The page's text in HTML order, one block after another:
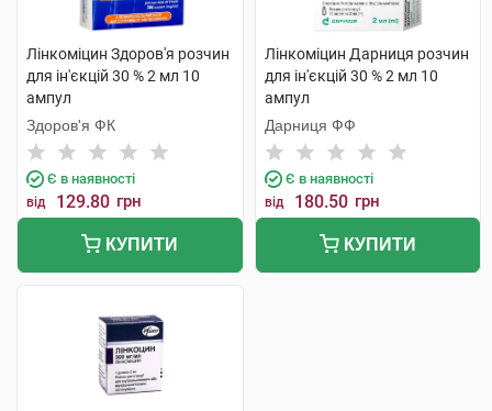
Лінкоміцин Здоров'я розчин
для ін'єкцій 30 % 2 мл 10
ампул
Здоров'я ФК
Є в наявності
від 129.80 грн
КУПИТИ
Лінкоміцин Дарниця розчин
для ін'єкцій 30 % 2 мл 10
ампул
Дарниця ФФ
Є в наявності
від 180.50 грн
КУПИТИ